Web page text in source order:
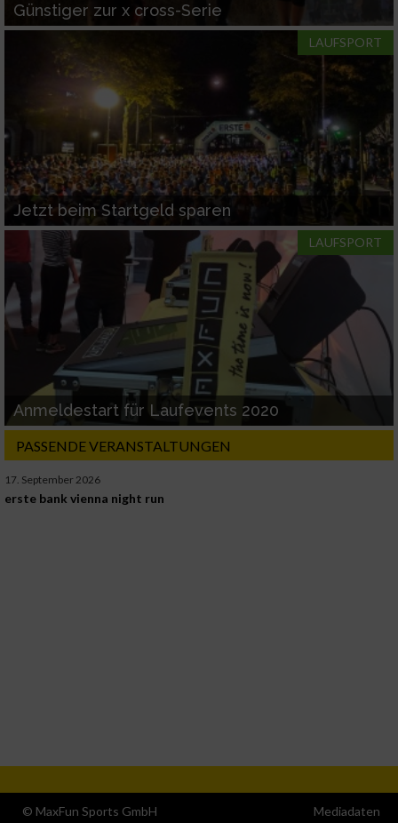
Günstiger zur x cross-Serie
LAUFSPORT
Jetzt beim Startgeld sparen
LAUFSPORT
Anmeldestart für Laufevents 2020
PASSENDE VERANSTALTUNGEN
17. September 2026
erste bank vienna night run
© MaxFun Sports GmbH Mediadaten